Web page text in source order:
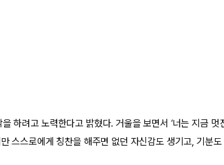
하려고 노력한다고 밝혔다. 거울을 보면서 ‘너는 지금 멋
스스로에게 칭찬을 해주면 없던 자신감도 생기고, 기분